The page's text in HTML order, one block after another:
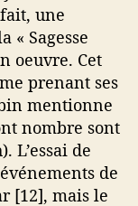
une
« Sagesse
oeuvre. Cet
prenant ses
mentionne
nombre sont
L’essai de
de
[12], mais le